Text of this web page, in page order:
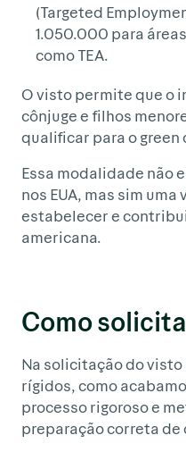
(Targeted
1.050.000 para
como TEA.
O visto permite que o
cônjuge e filhos
qualificar para o green
Essa modalidade não
nos EUA, mas sim
estabelecer e
americana.
Como
Na solicitação do visto
rígidos, como
processo rigoroso e
preparação correta de